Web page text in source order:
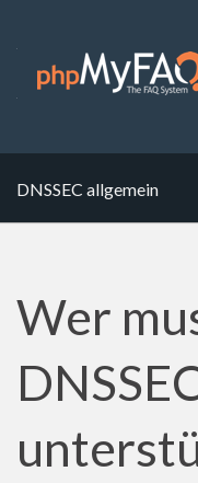
DNSSEC allgemein
Wer